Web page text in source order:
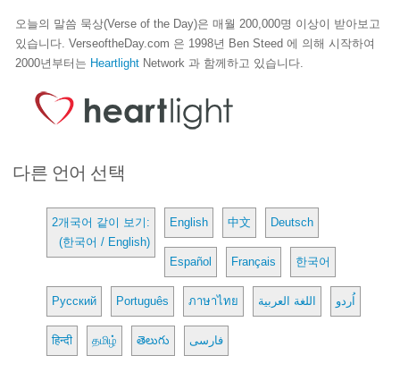
오늘의 말씀 묵상(Verse of the Day)은 매월 200,000명 이상이 받아보고
있습니다. VerseoftheDay.com 은 1998년 Ben Steed 에 의해 시작하여
2000년부터는 Heartlight Network 과 함께하고 있습니다.
다른 언어 선택
2개국어 같이 보기:
(한국어 / English)
English 中文 Deutsch
Español Français 한국어
Русский Português ภาษาไทย اللغة العربية اُردو
हिन्दी தமிழ் తెలుగు فارسی